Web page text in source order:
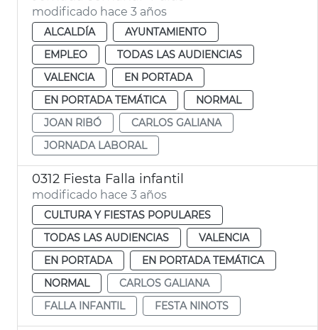
modificado hace 3 años
ALCALDÍA
AYUNTAMIENTO
EMPLEO
TODAS LAS AUDIENCIAS
VALENCIA
EN PORTADA
EN PORTADA TEMÁTICA
NORMAL
JOAN RIBÓ
CARLOS GALIANA
JORNADA LABORAL
0312 Fiesta Falla infantil
modificado hace 3 años
CULTURA Y FIESTAS POPULARES
TODAS LAS AUDIENCIAS
VALENCIA
EN PORTADA
EN PORTADA TEMÁTICA
NORMAL
CARLOS GALIANA
FALLA INFANTIL
FESTA NINOTS